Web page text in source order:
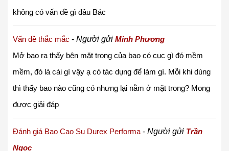
không có vấn đề gì đâu Bác
Vấn đề thắc mắc - Người gửi Minh Phương
Mở bao ra thấy bên mặt trong của bao có cục gì đó mềm
mềm, đó là cái gì vậy ạ có tác dụng để làm gì. Mỗi khi dùng
thì thấy bao nào cũng có nhưng lại nằm ở mặt trong? Mong
được giải đáp
Đánh giá Bao Cao Su Durex Performa - Người gửi Trần
Ngọc